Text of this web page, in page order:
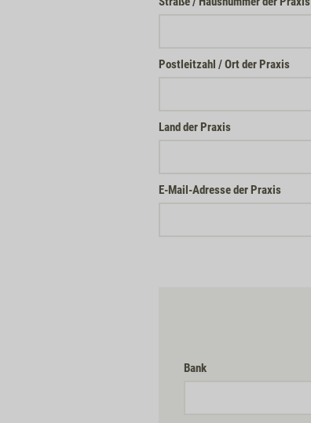
Postleitzahl / Ort der Praxis
Land der Praxis
E-Mail-Adresse der Praxis
Bank